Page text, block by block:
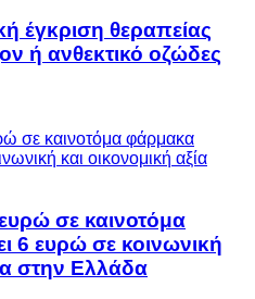
έγκριση θεραπείας
ή ανθεκτικό οζώδες
σε καινοτόμα
6 ευρώ σε κοινωνική
στην Ελλάδα